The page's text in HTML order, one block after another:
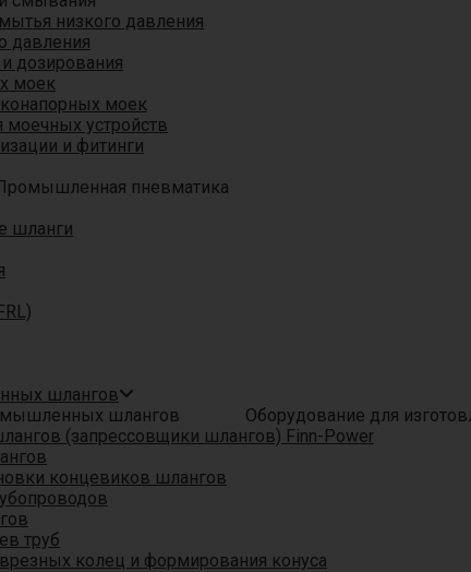
низкого давления
давления
дозирования
моек
моек
моечных устройств
и фитинги
пневматика
шланги
шлангов
Оборудование для
(запрессовщики шлангов) Finn-Power
концевиков шлангов
труб
колец и формирования конуса